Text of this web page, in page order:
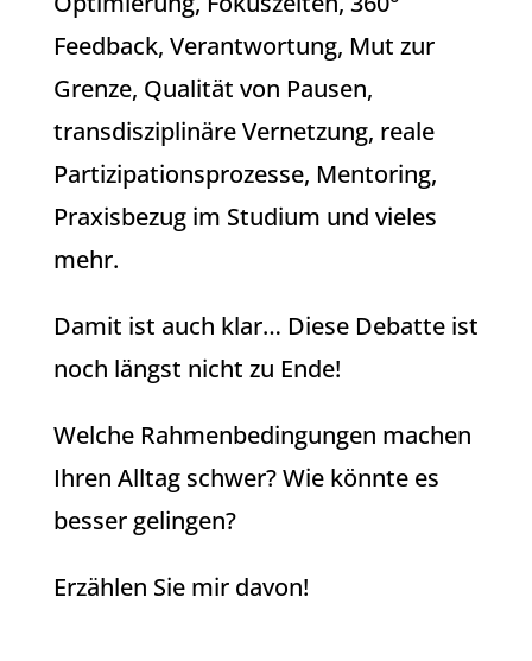
Feedback, Verantwortung, Mut zur
Grenze, Qualität von Pausen,
transdisziplinäre Vernetzung, reale
Partizipationsprozesse, Mentoring,
Praxisbezug im Studium und vieles
mehr.
Damit ist auch klar… Diese Debatte ist
noch längst nicht zu Ende!
Welche Rahmenbedingungen machen
Ihren Alltag schwer? Wie könnte es
besser gelingen?
Erzählen Sie mir davon!